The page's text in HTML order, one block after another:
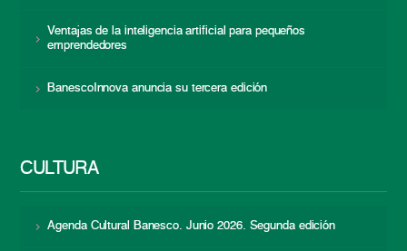
Ventajas de la inteligencia artificial para pequeños
emprendedores
BanescoInnova anuncia su tercera edición
CULTURA
Agenda Cultural Banesco. Junio 2026. Segunda edición